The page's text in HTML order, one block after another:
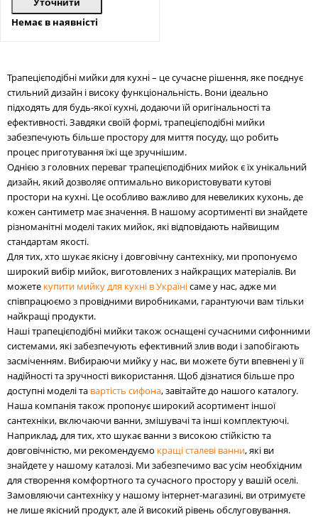
Немає в наявністі
Трапецієподібні мийки для кухні – це сучасне рішення, яке поєднує
стильний дизайн і високу функціональність. Вони ідеально
підходять для будь-якої кухні, додаючи їй оригінальності та
ефективності. Завдяки своїй формі, трапецієподібні мийки
забезпечують більше простору для миття посуду, що робить
процес приготування їжі ще зручнішим.
Однією з головних переваг трапецієподібних мийок є їх унікальний
дизайн, який дозволяє оптимально використовувати кутові
простори на кухні. Це особливо важливо для невеликих кухонь, де
кожен сантиметр має значення. В нашому асортименті ви знайдете
різноманітні моделі таких мийок, які відповідають найвищим
стандартам якості.
Для тих, хто шукає якісну і довговічну сантехніку, ми пропонуємо
широкий вибір мийок, виготовлених з найкращих матеріалів. Ви
можете купити мийку для кухні в Українісаме у нас, адже ми
співпрацюємо з провідними виробниками, гарантуючи вам тільки
найкращі продукти.
Наші трапецієподібні мийки також оснащені сучасними сифонними
системами, які забезпечують ефективний злив води і запобігають
засміченням. Вибираючи мийку у нас, ви можете бути впевнені у її
надійності та зручності використання. Щоб дізнатися більше про
доступні моделі та вартість сифона, завітайте до нашого каталогу.
Наша компанія також пропонує широкий асортимент іншої
сантехніки, включаючи ванни, змішувачі та інші комплектуючі.
Наприклад, для тих, хто шукає ванни з високою стійкістю та
довговічністю, ми рекомендуємо кращі сталеві ванни, які ви
знайдете у нашому каталозі. Ми забезпечимо вас усім необхідним
для створення комфортного та сучасного простору у вашій оселі.
Замовляючи сантехніку у нашому інтернет-магазині, ви отримуєте
не лише якісний продукт, але й високий рівень обслуговування.